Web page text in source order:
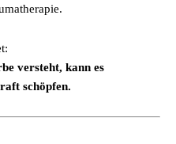
versteht, kann es
schöpfen.